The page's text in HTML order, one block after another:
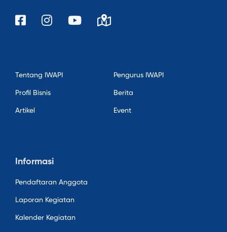
Tentang IWAPI Pengurus IWAPI
Profil Bisnis Berita
Artikel Event
Informasi
Pendaftaran Anggota
Laporan Kegiatan
Kalender Kegiatan